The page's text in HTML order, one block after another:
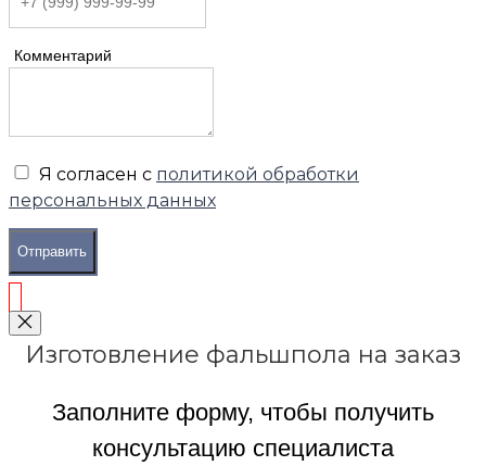
Комментарий
Я согласен с политикой обработки
персональных данных
Отправить
Изготовление фальшпола на заказ
Заполните форму, чтобы получить
консультацию специалиста